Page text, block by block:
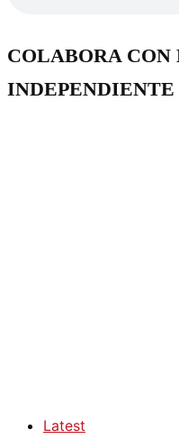
COLABORA
INDEPENDIENTE
Latest